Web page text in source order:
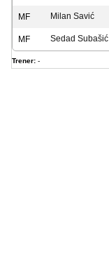
MF Milan Savić
MF Sedad Subašić
Trener: -